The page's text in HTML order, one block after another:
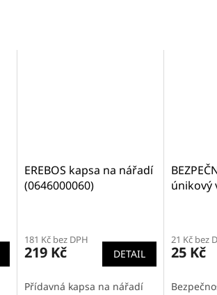
EREBOS kapsa na nářadí
(0646000060)
181 Kč bez DPH
219 Kč DETAIL
Přídavná kapsa na nářadí
únikový
21 Kč bez
25 Kč